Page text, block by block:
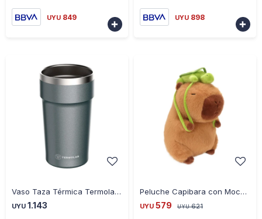
UYU 849

UYU 898

Vaso Taza Térmica Termolar 500ML - Gris - GRIS
UYU 1.143
Peluche Capibara con Mochila 25CM
UYU 579 UYU 621